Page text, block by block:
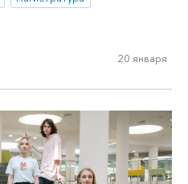
20 января